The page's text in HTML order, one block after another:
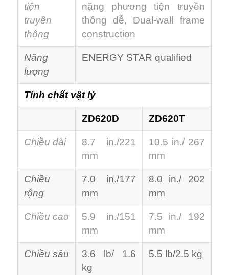
tiện
truyền
thông
nặng phương tiện truyền
thông dễ, Dual-wall frame
construction
Năng
lượng
ENERGY STAR qualified
Tính chất vật lý
ZD620D ZD620T
Chiều dài
8.7 in./221
mm
10.5 in./ 267
mm
Chiều
rộng
7.0 in./177
mm
8.0 in./ 202
mm
Chiều cao
5.9 in./151
mm
7.5 in./ 192
mm
Chiều sâu
3.6 lb/ 1.6
kg
5.5 lb/2.5 kg